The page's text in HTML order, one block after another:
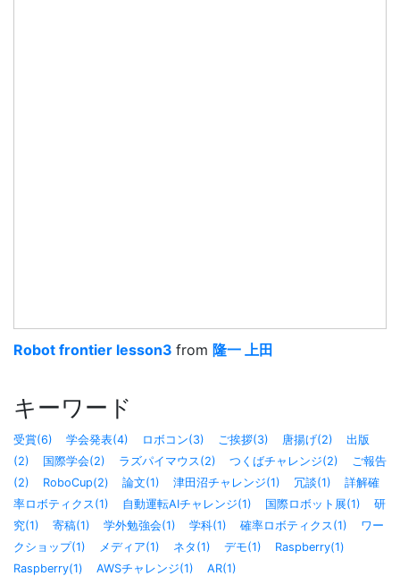
Robot frontier lesson3 from 隆一 上田
キーワード
受賞(6) 学会発表(4) ロボコン(3) ご挨拶(3) 唐揚げ(2)
出版
(2)
国際学会(2) ラズパイマウス(2) つくばチャレンジ(2)
ご報告
(2)
RoboCup(2) 論文(1) 津田沼チャレンジ(1) 冗談(1)
詳解確
率ロボティクス(1)
自動運転AIチャレンジ(1) 国際ロボット展(1)
研
究(1)
寄稿(1) 学外勉強会(1) 学科(1) 確率ロボティクス(1)
ワー
クショップ(1)
メディア(1) ネタ(1) デモ(1)
Raspberry(1)
Raspberry(1)
AWSチャレンジ(1) AR(1)